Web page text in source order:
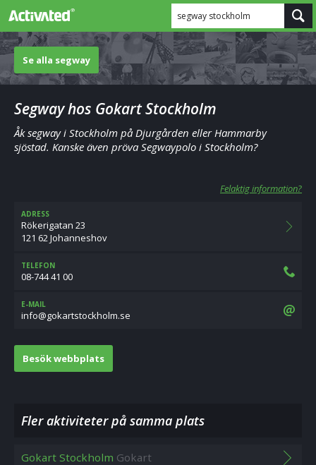
segway stockholm
Se alla segway
Segway hos Gokart Stockholm
Åk segway i Stockholm på Djurgården eller Hammarby
sjöstad. Kanske även pröva Segwaypolo i Stockholm?
Felaktig information?
ADRESS
Rökerigatan 23
121 62 Johanneshov
TELEFON
08-744 41 00
E-MAIL
es.mlohkcotstrakog@ofni
Besök webbplats
Fler aktiviteter på samma plats
Gokart Stockholm Gokart